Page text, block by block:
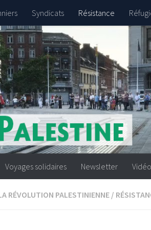
Syndicats Résistance
Voyages solidaires Newsletter
RÉVOLUTION PALESTINIENNE /